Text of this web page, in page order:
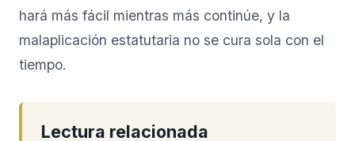
hará más fácil mientras más continúe, y la
malaplicación estatutaria no se cura sola con el
tiempo.
Lectura relacionada